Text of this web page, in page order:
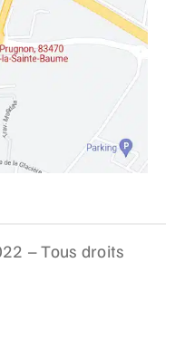
– Tous droits